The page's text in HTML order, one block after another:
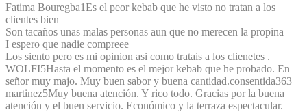
Fatima Bouregba1Es el peor kebab que he visto no tratan a los
clientes bien
Son tacaños unas malas personas aun que no merecen la propina
I espero que nadie compreee
Los siento pero es mi opinion asi como tratais a los clienetes .
WOLFI5Hasta el momento es el mejor kebab que he probado. En
señor muy majo. Muy buen sabor y buena cantidad.consentida363
martinez5Muy buena atención. Y rico todo. Gracias por la buena
atención y el buen servicio. Económico y la terraza espectacular.